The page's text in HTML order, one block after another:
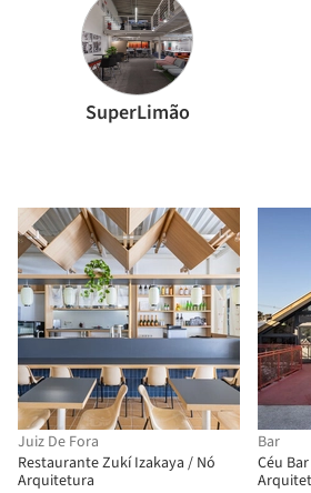
SuperLimão
Juiz De Fora
Restaurante Zukí Izakaya / Nó
Arquitetura
Bar
Céu